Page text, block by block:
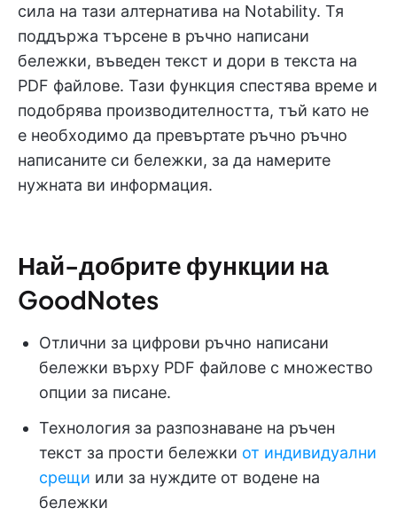
сила на тази алтернатива на Notability. Тя
поддържа търсене в ръчно написани
бележки, въведен текст и дори в текста на
PDF файлове. Тази функция спестява време и
подобрява производителността, тъй като не
е необходимо да превъртате ръчно ръчно
написаните си бележки, за да намерите
нужната ви информация.
Най-добрите функции на
GoodNotes
Отлични за цифрови ръчно написани
бележки върху PDF файлове с множество
опции за писане.
Технология за разпознаване на ръчен
текст за прости бележки от индивидуални
срещи или за нуждите от водене на
бележки